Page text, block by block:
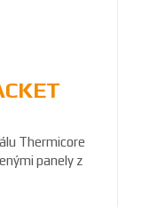
Thermicore
panely z